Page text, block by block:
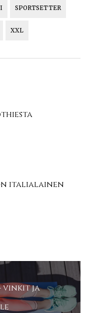
SPORTSETTER
XXL
italialainen
vinkit ja